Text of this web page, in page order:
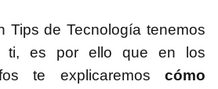
Tips de Tecnología tenemos
ti, es por ello que en los
te explicaremos cómo